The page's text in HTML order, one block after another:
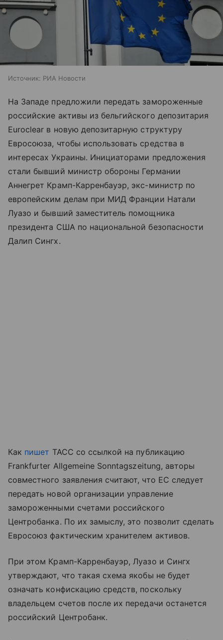
Источник: РИА Новости
На Западе предложили передать замороженные
российские активы из бельгийского депозитария
Euroclear в новую депозитарную структуру
Евросоюза, чтобы использовать средства в
интересах Украины. Инициаторами предложения
стали бывший министр обороны Германии
Аннегрет Крамп-Карренбауэр, экс-министр по
европейским делам при МИД Франции Натали
Луазо и бывший заместитель помощника
президента США по национальной безопасности
Далип Сингх.
Как пишет ТАСС со ссылкой на публикацию
Frankfurter Allgemeine Sonntagszeitung, авторы
совместного заявления считают, что ЕС следует
передать новой организации управление
замороженными счетами российского
Центробанка. По их замыслу, это позволит сделать
Евросоюз фактическим хранителем активов.
При этом Крамп-Карренбауэр, Луазо и Сингх
утверждают, что такая схема якобы не будет
означать конфискацию средств, поскольку
владельцем счетов после их передачи останется
российский Центробанк.